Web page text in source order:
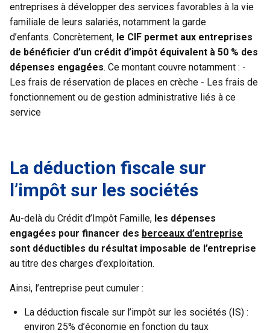
entreprises à développer des services favorables à la vie
familiale de leurs salariés, notamment la garde
d’enfants. Concrètement, le CIF permet aux entreprises
de bénéficier d’un crédit d’impôt équivalent à 50 % des
dépenses engagées. Ce montant couvre notamment : -
Les frais de réservation de places en crèche - Les frais de
fonctionnement ou de gestion administrative liés à ce
service
La déduction fiscale sur
l’impôt sur les sociétés
Au-delà du Crédit d’Impôt Famille, les dépenses
engagées pour financer des berceaux d’entreprise
sont déductibles du résultat imposable de l’entreprise
au titre des charges d’exploitation.
Ainsi, l’entreprise peut cumuler :
La déduction fiscale sur l’impôt sur les sociétés (IS) :
environ 25% d’économie en fonction du taux